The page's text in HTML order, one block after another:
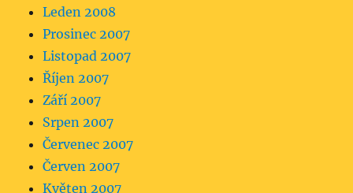
Leden 2008
Prosinec 2007
Listopad 2007
Říjen 2007
Září 2007
Srpen 2007
Červenec 2007
Červen 2007
Květen 2007